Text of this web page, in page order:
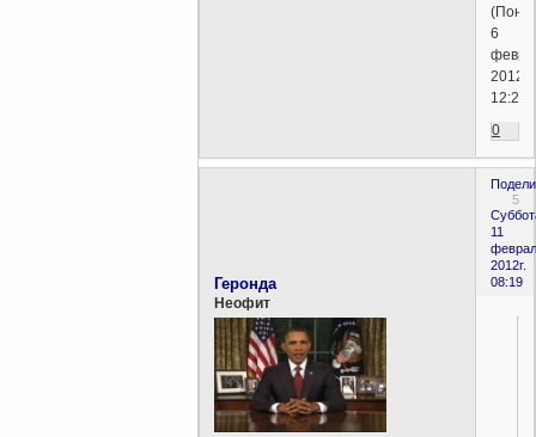
6
2012г.
12:25)
0
5
11
2012г.
08:19
Геронда
Неофит